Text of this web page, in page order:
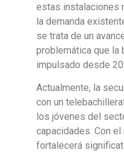
estas instalaciones
la demanda
se trata de un
problemática que la
impulsado desde
Actualmente, la
con un
los jóvenes del
capacidades. Con
fortalecerá